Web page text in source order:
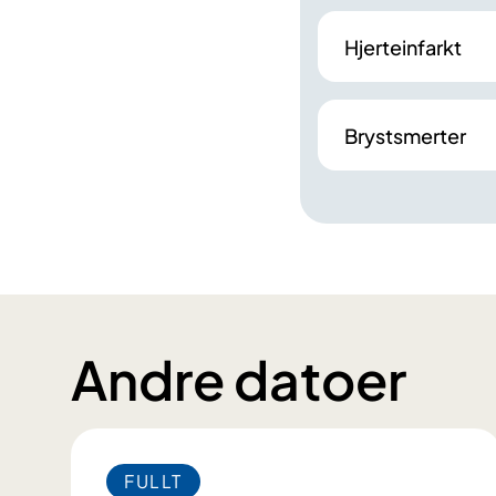
Hjerteinfarkt
Brystsmerter
Andre datoer
FULLT